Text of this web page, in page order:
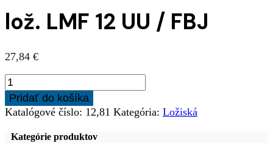
lož. LMF 12 UU / FBJ
27,84 €
množstvo
lož.
LMF
12
UU
Pridať do košíka
Katalógové číslo: 12,81 Kategória: Ložiská
Kategórie produktov